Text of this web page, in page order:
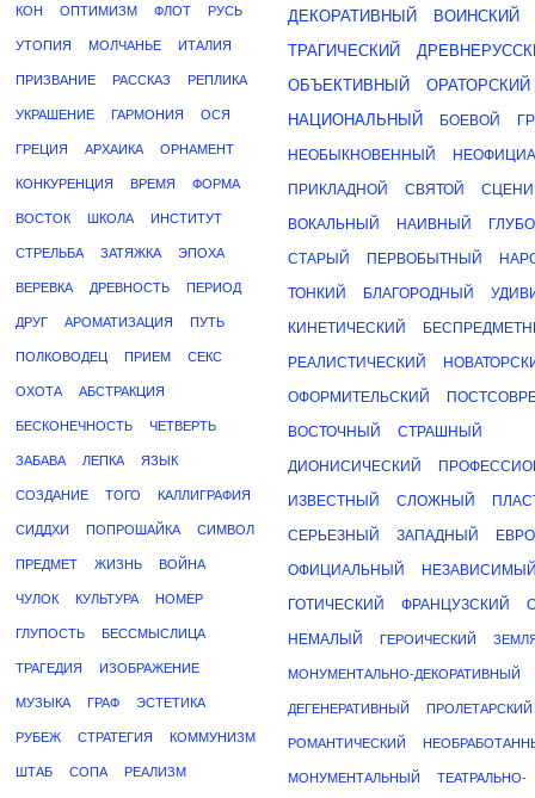
КОН ОПТИМИЗМ ФЛОТ РУСЬ
УТОПИЯ МОЛЧАНЬЕ ИТАЛИЯ
ПРИЗВАНИЕ РАССКАЗ РЕПЛИКА
УКРАШЕНИЕ ГАРМОНИЯ ОСЯ
ГРЕЦИЯ АРХАИКА ОРНАМЕНТ
КОНКУРЕНЦИЯ ВРЕМЯ ФОРМА
ВОСТОК ШКОЛА ИНСТИТУТ
СТРЕЛЬБА ЗАТЯЖКА ЭПОХА
ВЕРЕВКА ДРЕВНОСТЬ ПЕРИОД
ДРУГ АРОМАТИЗАЦИЯ ПУТЬ
ПОЛКОВОДЕЦ ПРИЕМ СЕКС
ОХОТА АБСТРАКЦИЯ
БЕСКОНЕЧНОСТЬ ЧЕТВЕРТЬ
ЗАБАВА ЛЕПКА ЯЗЫК
СОЗДАНИЕ ТОГО КАЛЛИГРАФИЯ
СИДДХИ ПОПРОШАЙКА СИМВОЛ
ПРЕДМЕТ ЖИЗНЬ ВОЙНА
ЧУЛОК КУЛЬТУРА НОМЕР
ГЛУПОСТЬ БЕССМЫСЛИЦА
ТРАГЕДИЯ ИЗОБРАЖЕНИЕ
МУЗЫКА ГРАФ ЭСТЕТИКА
РУБЕЖ СТРАТЕГИЯ КОММУНИЗМ
ШТАБ СОПА РЕАЛИЗМ
ДЕКОРАТИВНЫЙ
ВОИНСКИЙ
ТРАГИЧЕСКИЙ
ОБЪЕКТИВНЫЙ
ОРАТОРСКИЙ
НАЦИОНАЛЬНЫЙ
БОЕВОЙ
НЕОБЫКНОВЕННЫЙ
ПРИКЛАДНОЙ СВЯТОЙ
ВОКАЛЬНЫЙ НАИВНЫЙ
СТАРЫЙ ПЕРВОБЫТНЫЙ
ТОНКИЙ БЛАГОРОДНЫЙ
КИНЕТИЧЕСКИЙ
РЕАЛИСТИЧЕСКИЙ
ОФОРМИТЕЛЬСКИЙ
ВОСТОЧНЫЙ СТРАШНЫЙ
ДИОНИСИЧЕСКИЙ
ИЗВЕСТНЫЙ СЛОЖНЫЙ
СЕРЬЕЗНЫЙ ЗАПАДНЫЙ
ОФИЦИАЛЬНЫЙ
ГОТИЧЕСКИЙ ФРАНЦУЗСКИЙ
НЕМАЛЫЙ ГЕРОИЧЕСКИЙ
МОНУМЕНТАЛЬНО-ДЕКОРАТИВНЫЙ
ДЕГЕНЕРАТИВНЫЙ ПРОЛЕТАРСКИЙ
РОМАНТИЧЕСКИЙ
МОНУМЕНТАЛЬНЫЙ ТЕАТРАЛЬНО-